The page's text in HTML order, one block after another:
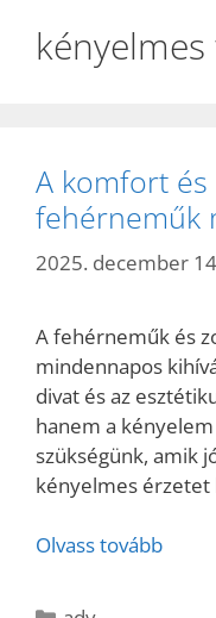
A komfort és
fehérneműk
2025. december
A fehérneműk és
mindennapos
divat és az
hanem a
szükségünk, amik
kényelmes érzetet
Olvass tovább